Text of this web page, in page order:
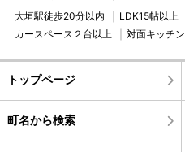
大垣駅徒歩20分以内 LDK15帖以上
カースペース２台以上
対面キッチン
トップページ
町名から検索